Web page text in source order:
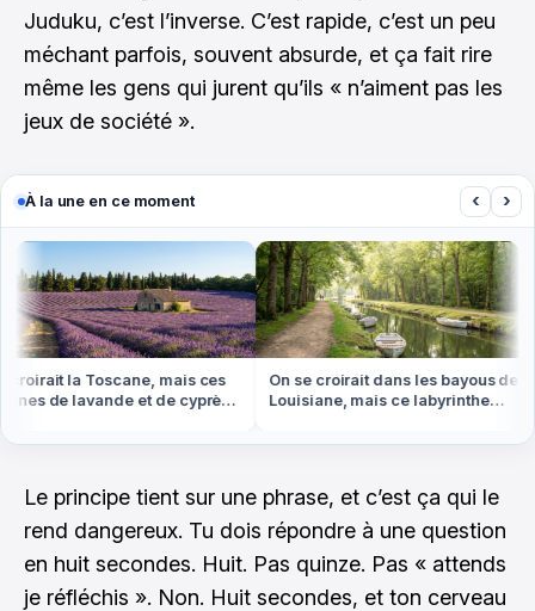
Juduku, c’est l’inverse. C’est rapide, c’est un peu
méchant parfois, souvent absurde, et ça fait rire
même les gens qui jurent qu’ils « n’aiment pas les
jeux de société ».
À la une en ce moment ‹ ›
la Toscane, mais ces
de lavande et de cyprès
On se croirait dans les bayous de
Louisiane, mais ce labyrinthe
Le principe tient sur une phrase, et c’est ça qui le
rend dangereux. Tu dois répondre à une question
en huit secondes. Huit. Pas quinze. Pas « attends
je réfléchis ». Non. Huit secondes, et ton cerveau